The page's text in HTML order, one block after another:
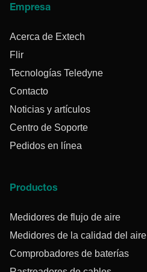
Empresa
Acerca de Extech
Flir
Tecnologías Teledyne
Contacto
Noticias y artículos
Centro de Soporte
Pedidos en línea
Productos
Medidores de flujo de aire
Medidores de la calidad del aire
Comprobadores de baterías